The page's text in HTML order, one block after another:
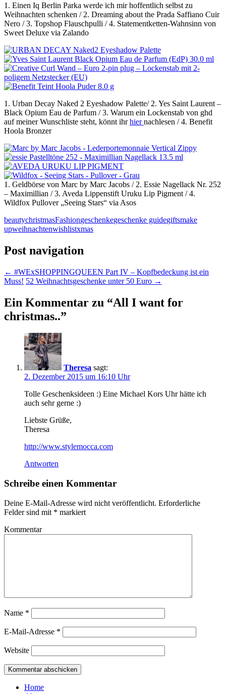
1. Einen Iq Berlin Parka werde ich mir hoffentlich selbst zu
Weihnachten schenken / 2. Dreaming about the Prada Saffiano Cuir
Nero / 3. Topshop Flauschpulli / 4. Statementketten-Wahnsinn von
Sweet Deluxe via Zalando
1. Urban Decay Naked 2 Eyeshadow Palette/ 2. Yes Saint Laurent –
Black Opium Eau de Parfum / 3. Warum ein Lockenstab von ghd
auf meiner Wunschliste steht, könnt ihrhiernachlesen / 4. Benefit
Hoola Bronzer
1. Geldbörse von Marc by Marc Jacobs / 2. Essie Nagellack Nr. 252
– Maximillian / 3. Aveda Lippenstift Uruku Lip Pigment / 4.
Wildfox Pullover „Seeing Stars“ via Asos
beautychristmasFashiongeschenkegeschenke guidegiftsmake
upweihnachtenwishlistxmas
Post navigation
← #WExSHOPPINGQUEEN Part IV – Kopfbedeckung ist ein
Muss! 52 Weihnachtsgeschenke unter 50 Euro →
Ein Kommentar zu “All I want for
christmas..”
Theresa sagt:
2. Dezember 2015 um 16:10 Uhr
Tolle Geschenksideen :) Eine Michael Kors Uhr hätte ich
auch sehr gerne :)
Liebste Grüße,
Theresa
http://www.stylemocca.com
Antworten
Schreibe einen Kommentar
Deine E-Mail-Adresse wird nicht veröffentlicht. Erforderliche
Felder sind mit * markiert
Kommentar
Name *
E-Mail-Adresse *
Website
Home